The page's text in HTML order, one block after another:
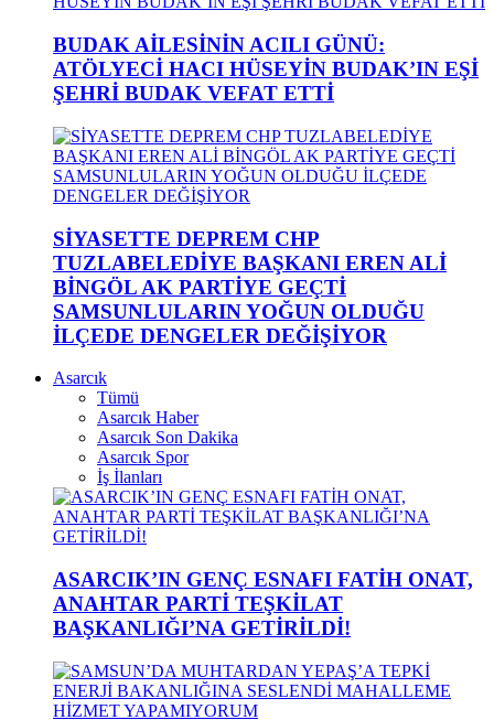
BUDAK AİLESİNİN ACILI GÜNÜ:
ATÖLYECİ HACI HÜSEYİN BUDAK’IN EŞİ
ŞEHRİ BUDAK VEFAT ETTİ
SİYASETTE DEPREM CHP
TUZLABELEDİYE BAŞKANI EREN ALİ
BİNGÖL AK PARTİYE GEÇTİ
SAMSUNLULARIN YOĞUN OLDUĞU
İLÇEDE DENGELER DEĞİŞİYOR
Asarcık
Tümü
Asarcık Haber
Asarcık Son Dakika
Asarcık Spor
İş İlanları
ASARCIK’IN GENÇ ESNAFI FATİH ONAT,
ANAHTAR PARTİ TEŞKİLAT
BAŞKANLIĞI’NA GETİRİLDİ!